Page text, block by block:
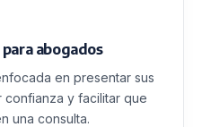
abogados
en presentar sus
confianza y facilitar que
una consulta.